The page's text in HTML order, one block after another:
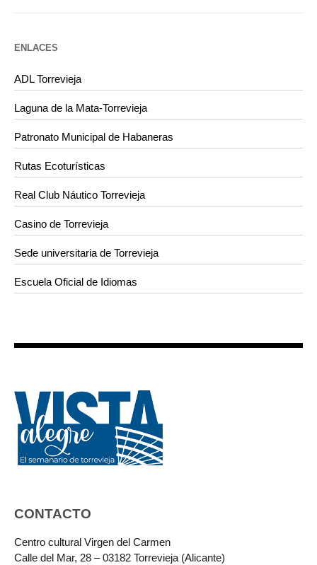
ENLACES
ADL Torrevieja
Laguna de la Mata-Torrevieja
Patronato Municipal de Habaneras
Rutas Ecoturísticas
Real Club Náutico Torrevieja
Casino de Torrevieja
Sede universitaria de Torrevieja
Escuela Oficial de Idiomas
CONTACTO
Centro cultural Virgen del Carmen
Calle del Mar, 28 – 03182 Torrevieja (Alicante)